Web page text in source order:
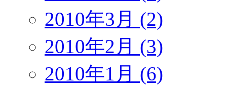
2010年3月 (2)
2010年2月 (3)
2010年1月 (6)